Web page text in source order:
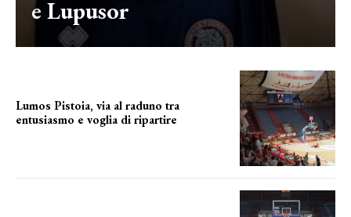
e Lupusor
Lumos Pistoia, via al raduno tra
entusiasmo e voglia di ripartire